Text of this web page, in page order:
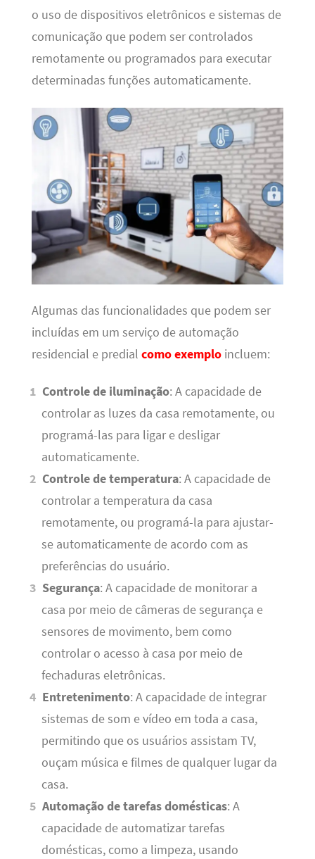
o uso de dispositivos eletrônicos e sistemas de
comunicação que podem ser controlados
remotamente ou programados para executar
determinadas funções automaticamente.
Algumas das funcionalidades que podem ser
incluídas em um serviço de automação
residencial e predial como exemploincluem:
Controle de iluminação: A capacidade de
controlar as luzes da casa remotamente, ou
programá-las para ligar e desligar
automaticamente.
Controle de temperatura: A capacidade de
controlar a temperatura da casa
remotamente, ou programá-la para ajustar-
se automaticamente de acordo com as
preferências do usuário.
Segurança: A capacidade de monitorar a
casa por meio de câmeras de segurança e
sensores de movimento, bem como
controlar o acesso à casa por meio de
fechaduras eletrônicas.
Entretenimento: A capacidade de integrar
sistemas de som e vídeo em toda a casa,
permitindo que os usuários assistam TV,
ouçam música e filmes de qualquer lugar da
casa.
Automação de tarefas domésticas: A
capacidade de automatizar tarefas
domésticas, como a limpeza, usando